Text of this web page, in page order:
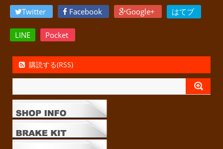
Twitter Facebook Google+ はてブ
LINE Pocket
購読する(RSS)